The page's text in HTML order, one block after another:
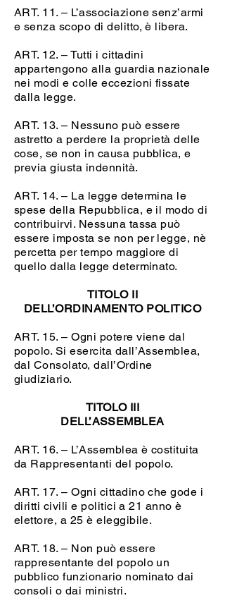
ART. 11. – L’associazione senz’armi
e senza scopo di delitto, è libera.
ART. 12. – Tutti i cittadini
appartengono alla guardia nazionale
nei modi e colle eccezioni fissate
dalla legge.
ART. 13. – Nessuno può essere
astretto a perdere la proprietà delle
cose, se non in causa pubblica, e
previa giusta indennità.
ART. 14. – La legge determina le
spese della Repubblica, e il modo di
contribuirvi. Nessuna tassa può
essere imposta se non per legge, nè
percetta per tempo maggiore di
quello dalla legge determinato.
TITOLO II
DELL’ORDINAMENTO POLITICO
ART. 15. – Ogni potere viene dal
popolo. Si esercita dall’Assemblea,
dal Consolato, dall’Ordine
giudiziario.
TITOLO III
DELL’ASSEMBLEA
ART. 16. – L’Assemblea è costituita
da Rappresentanti del popolo.
ART. 17. – Ogni cittadino che gode i
diritti civili e politici a 21 anno è
elettore, a 25 è eleggibile.
ART. 18. – Non può essere
rappresentante del popolo un
pubblico funzionario nominato dai
consoli o dai ministri.